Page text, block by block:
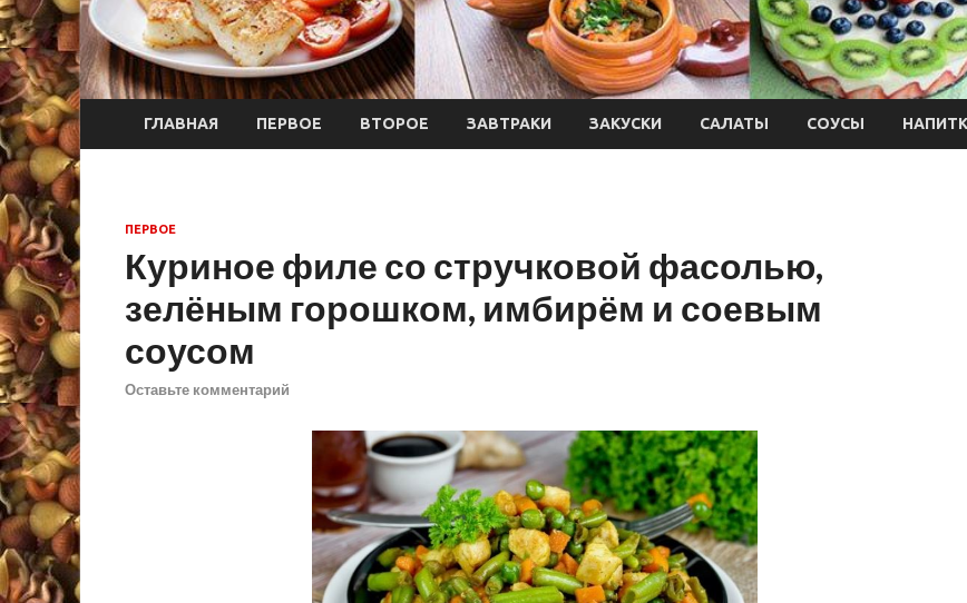
ГЛАВНАЯ ПЕРВОЕ ВТОРОЕ ЗАВТРАКИ ЗАКУСКИ САЛАТЫ СОУСЫ
ПЕРВОЕ
Куриное филе со стручковой фасолью,
зелёным горошком, имбирём и соевым
соусом
Оставьте комментарий